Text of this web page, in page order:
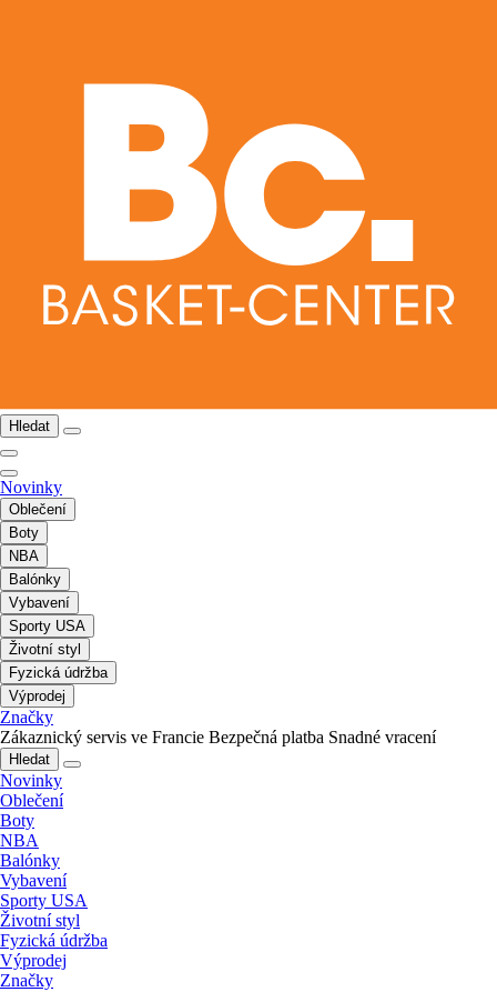
Hledat
Novinky
Oblečení
Boty
NBA
Balónky
Vybavení
Sporty USA
Životní styl
Fyzická údržba
Výprodej
Značky
Zákaznický servis ve Francie Bezpečná platba Snadné vracení
Hledat
Novinky
Oblečení
Boty
NBA
Balónky
Vybavení
Sporty USA
Životní styl
Fyzická údržba
Výprodej
Značky